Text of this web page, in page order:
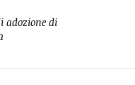
adozione di